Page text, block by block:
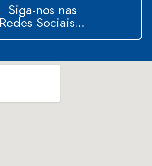
Siga-nos nas
Redes Sociais...